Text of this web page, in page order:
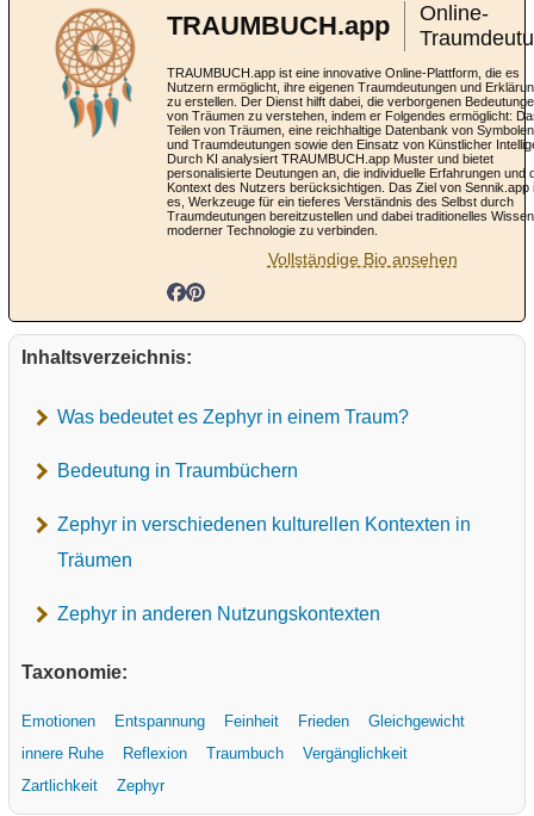
TRAUMBUCH.app
Online-
TRAUMBUCH.app ist eine innovative Online-Plattform, die es
Nutzern ermöglicht, ihre eigenen Traumdeutungen und
zu erstellen. Der Dienst hilft dabei, die verborgenen
von Träumen zu verstehen, indem er Folgendes ermöglicht:
Teilen von Träumen, eine reichhaltige Datenbank von Symbolen
und Traumdeutungen sowie den Einsatz von Künstlicher
Durch KI analysiert TRAUMBUCH.app Muster und bietet
personalisierte Deutungen an, die individuelle Erfahrungen und
Kontext des Nutzers berücksichtigen. Das Ziel von Sennik.app
es, Werkzeuge für ein tieferes Verständnis des Selbst durch
Traumdeutungen bereitzustellen und dabei traditionelles
moderner Technologie zu verbinden.
Vollständige Bio ansehen
Inhaltsverzeichnis:
Was bedeutet es Zephyr in einem Traum?
Bedeutung in Traumbüchern
Zephyr in verschiedenen kulturellen Kontexten in
Träumen
Zephyr in anderen Nutzungskontexten
Taxonomie:
Emotionen Entspannung Feinheit Frieden
Gleichgewicht
innere Ruhe
Reflexion Traumbuch
Vergänglichkeit
Zartlichkeit
Zephyr